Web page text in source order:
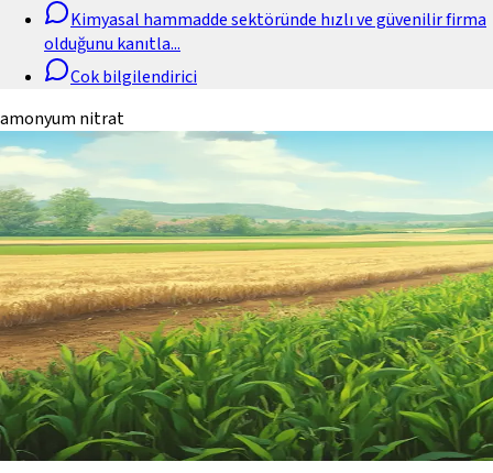
Kimyasal hammadde sektöründe hızlı ve güvenilir firma
olduğunu kanıtla...
Cok bilgilendirici
amonyum nitrat